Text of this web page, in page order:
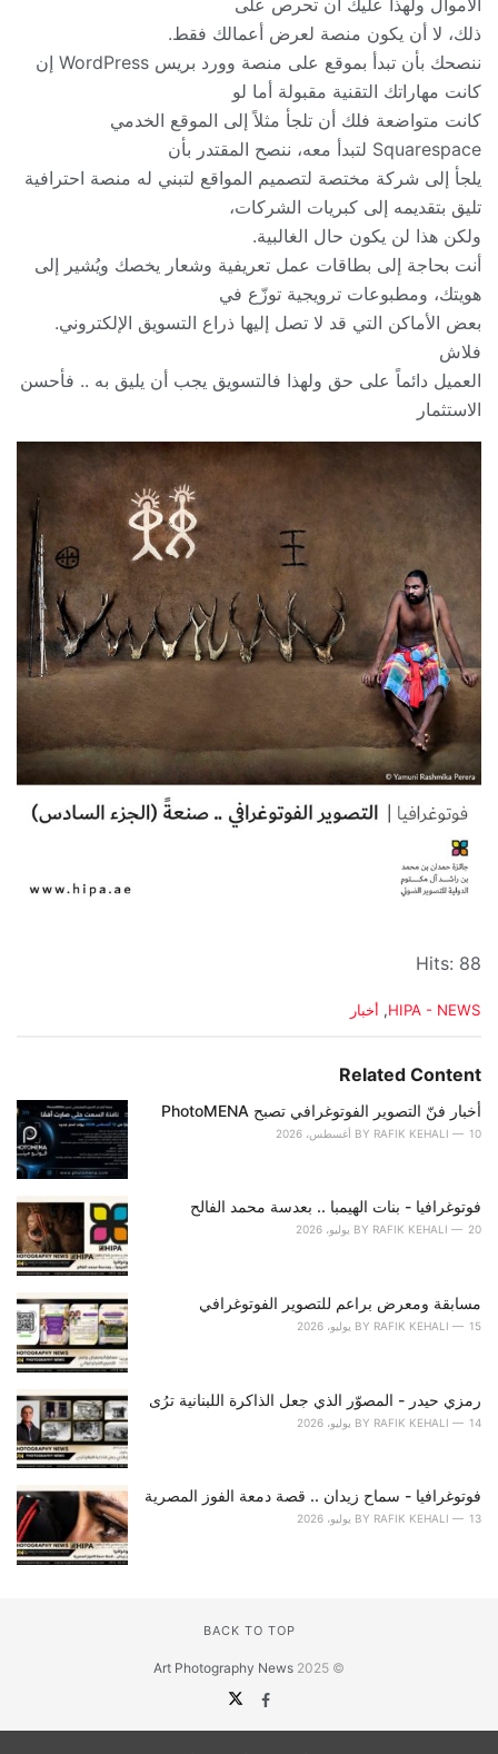
الأموال ولهذا عليك أن تحرص على
ذلك، لا أن يكون منصة لعرض أعمالك فقط.
ننصحك بأن تبدأ بموقع على منصة وورد بريس WordPress إن
كانت مهاراتك التقنية مقبولة أما لو
كانت متواضعة فلك أن تلجأ مثلاً إلى الموقع الخدمي
Squarespace لتبدأ معه، ننصح المقتدر بأن
يلجأ إلى شركة مختصة لتصميم المواقع لتبني له منصة احترافية
تليق بتقديمه إلى كبريات الشركات،
ولكن هذا لن يكون حال الغالبية.
أنت بحاجة إلى بطاقات عمل تعريفية وشعار يخصك ويُشير إلى
هويتك، ومطبوعات ترويجية توزّع في
بعض الأماكن التي قد لا تصل إليها ذراع التسويق الإلكتروني.
فلاش
العميل دائماً على حق ولهذا فالتسويق يجب أن يليق به .. فأحسن
الاستثمار
Hits: 88
C
e
o
r
:
HIPA - NEWS
, أخبار
Related Content
أخبار فنّ التصوير الفوتوغرافي تصبح PhotoMENA
BY RAFIK KEHALI 10 أغسطس، 2026
فوتوغرافيا - بنات الهيمبا .. بعدسة محمد الفالح
BY RAFIK KEHALI 20 يوليو، 2026
مسابقة ومعرض براعم للتصوير الفوتوغرافي
BY RAFIK KEHALI 15 يوليو، 2026
رمزي حيدر - المصوّر الذي جعل الذاكرة اللبنانية ترُى
BY RAFIK KEHALI 14 يوليو، 2026
فوتوغرافيا - سماح زيدان .. قصة دمعة الفوز المصرية
BY RAFIK KEHALI 13 يوليو، 2026
BACK TO TOP
© 2025
Art Photography News